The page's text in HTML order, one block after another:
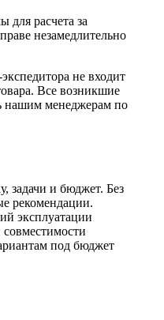
для расчета за
незамедлительно
не входит
Все возникшие
нашим менеджерам по
задачи и бюджет. Без
рекомендации.
эксплуатации
под бюджет